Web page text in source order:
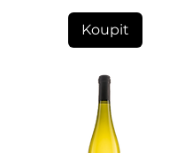
Koupit